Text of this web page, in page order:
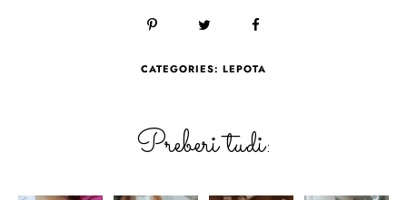
CATEGORIES: LEPOTA
Preberi tudi: